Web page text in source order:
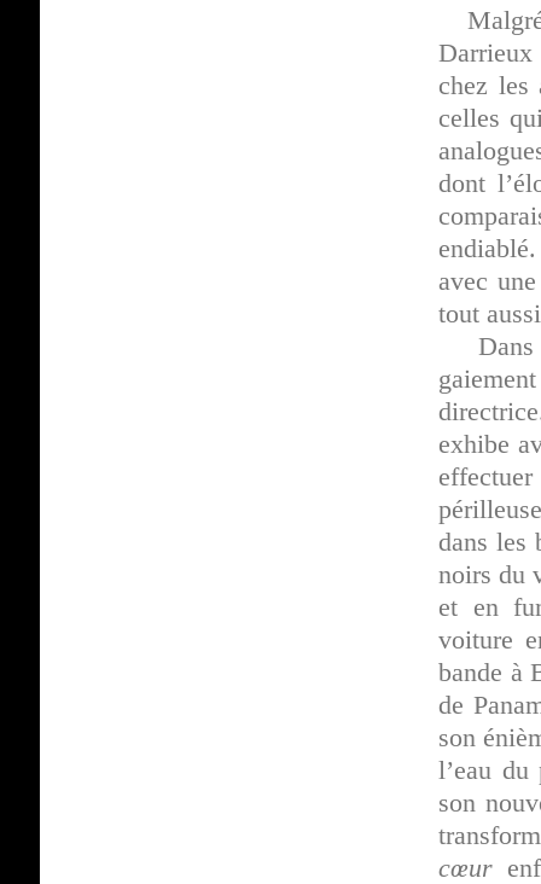
Darrieux
chez les
celles
dont
avec
tout
exhibe
dans les
noirs du
et en
voiture
bande à
de
son
l’eau
son
cœur